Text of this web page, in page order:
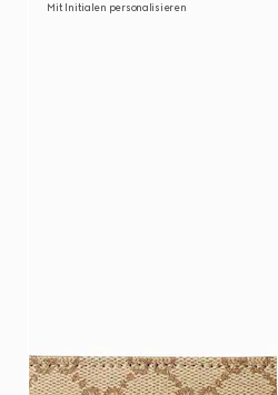
Mit Initialen personalisieren